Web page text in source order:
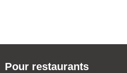
Pour restaurants